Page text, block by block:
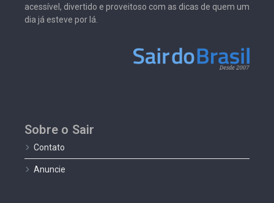
acessível, divertido e proveitoso com as dicas de quem um
dia já esteve por lá.
Sobre o Sair
Contato
Anuncie